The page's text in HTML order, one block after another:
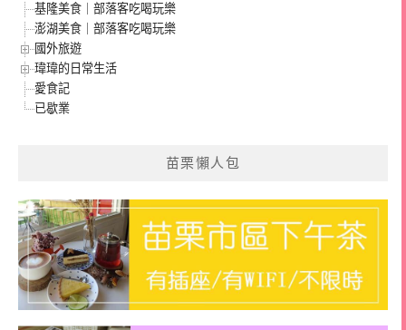
基隆美食｜部落客吃喝玩樂
澎湖美食｜部落客吃喝玩樂
國外旅遊
瑋瑋的日常生活
愛食記
已歇業
苗栗懶人包